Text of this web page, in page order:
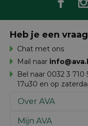
Over AVA
Ons verhaal
Mijn AVA
Heb je een
Chat met ons
Mail naar
Bel naar 0032 3
17u30 en op